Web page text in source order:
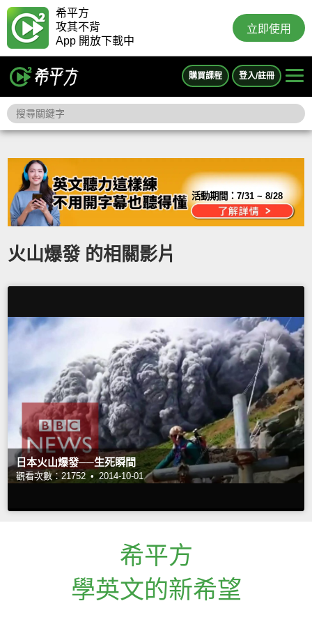
希平方
攻其不背
App 開放下載中
立即使用
購買課程 登入/註冊
活動期間：7/31 ~ 8/28
火山爆發 的相關影片
日本火山爆發──生死瞬間
觀看次數：21752 • 2014-10-01
希平方
學英文的新希望